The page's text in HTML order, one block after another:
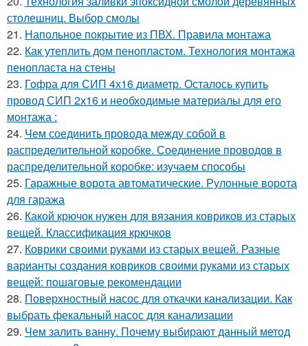
столешниц. Выбор смолы
21. Напольное покрытие из ПВХ. Правила монтажа
22. Как утеплить дом пенопластом. Технология монтажа
пенопласта на стены
23. Гофра для СИП 4х16 диаметр. Осталось купить
провод СИП 2х16 и необходимые материалы для его
монтажа :
24. Чем соединить провода между собой в
распределительной коробке. Соединение проводов в
распределительной коробке: изучаем способы
25. Гаражные ворота автоматические. Рулонные ворота
для гаража
26. Какой крючок нужен для вязания ковриков из старых
вещей. Классификация крючков
27. Коврики своими руками из старых вещей. Разные
варианты создания ковриков своими руками из старых
вещей: пошаговые рекомендации
28. Поверхностный насос для откачки канализации. Как
выбрать фекальный насос для канализации
29. Чем залить ванну. Почему выбирают данный метод